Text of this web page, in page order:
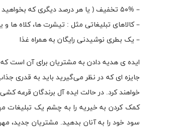
– ۵۰% تخفیف ( یا هر درصد دیگری که بخواهید )
– کالاهای تبلیغاتی مثل : تیشرت ها، کلاه ها و
– یک بطری نوشیدنی رایگان به همراه غذا
ایده ی هدیه دادن به مشتریان برای آن است که
جایزه ای که در نظر می‌گیرید باید به قدری
خواهند کرد. در حالت ایده آل برندگان قرعه
کمک کردن به خیریه را به چشم یک تبلیغات
سود خود را به آنان بدهید. مشتریان جدید،